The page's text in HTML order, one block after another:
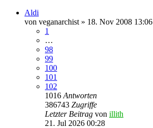
Aldi
von veganarchist » 18. Nov 2008 13:06
1
…
98
99
100
101
102
1016 Antworten
386743 Zugriffe
Letzter Beitrag von illith
21. Jul 2026 00:28